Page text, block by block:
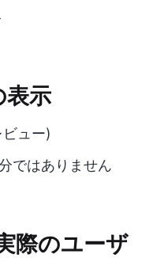
表示
ュー)
ではありません
際のユーザ